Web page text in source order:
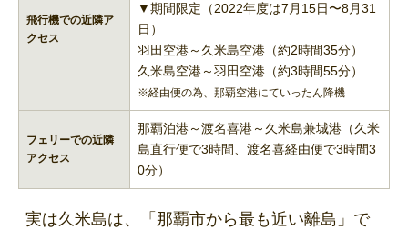
飛行機での近隣ア
クセス
▼期間限定（2022年度は7月15日〜8月31
日）
羽田空港～久米島空港（約2時間35分）
久米島空港～羽田空港（約3時間55分）
※経由便の為、那覇空港にていったん降機
フェリーでの近隣
アクセス
那覇泊港～渡名喜港～久米島兼城港（久米
島直行便で3時間、渡名喜経由便で3時間3
0分）
実は久米島は、「那覇市から最も近い離島」で